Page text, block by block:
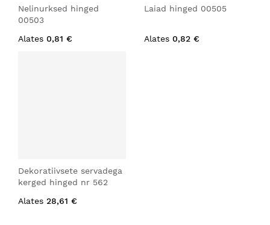
Nelinurksed hinged
00503
Alates 0,81 €
Laiad hinged 00505
Alates 0,82 €
Dekoratiivsete servadega
kerged hinged nr 562
Alates 28,61 €